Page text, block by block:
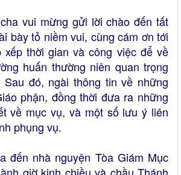
vui mừng gửi lời chào đến tất
bày tỏ niềm vui, cùng cám ơn tới
xếp thời gian và công việc để về
huấn thường niên quan trọng
Sau đó, ngài thông tin về những
phận, đồng thời đưa ra những
về mục vụ, và một số lưu ý liên
phụng vụ.
đến nhà nguyện Tòa Giám Mục